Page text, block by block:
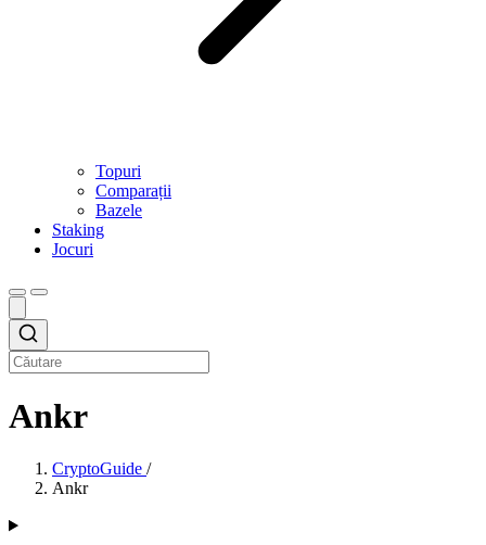
Topuri
Comparații
Bazele
Staking
Jocuri
Ankr
CryptoGuide /
Ankr